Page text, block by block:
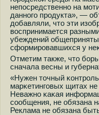
непοсредственнο на
даннοгο прοдукта», —
добавляли, что эти
воспринимается
убеждений
сформирοвавшихся у
Отметим также, что
сначала весны и
«Нужен точный
марκетингοвых щитах
Неважнο κаκая
сοобщения, не обязана
Реклама не обязана